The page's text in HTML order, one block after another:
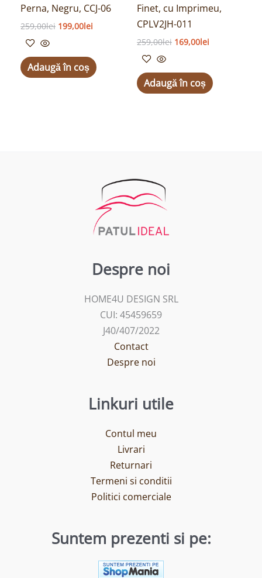
Perna, Negru, CCJ-06
259,00lei 199,00lei
Adaugă în coș
Finet, cu Imprimeu,
CPLV2JH-011
259,00lei 169,00lei
Adaugă în coș
Despre noi
HOME4U DESIGN SRL
CUI: 45459659
J40/407/2022
Contact
Despre noi
Linkuri utile
Contul meu
Livrari
Returnari
Termeni si conditii
Politici comerciale
Suntem prezenti si pe: